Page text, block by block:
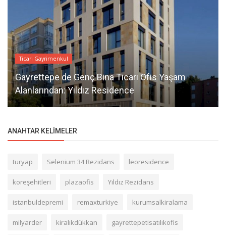
Ticari Gayrimenkul
Gayrettepe de Genç Bina Ticari Ofis Yaşam
Alanlarından: Yıldız Residence
ANAHTAR KELIMELER
turyap Selenium 34 Rezidans leoresidence
koreşehitleri plazaofis Yıldız Rezidans
istanbuldepremi remaxturkiye kurumsalkiralama
milyarder kiralıkdükkan gayrettepetisatılıkofis